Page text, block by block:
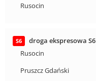
Rusocin
S6
droga ekspresowa S6
Rusocin
Pruszcz Gdański